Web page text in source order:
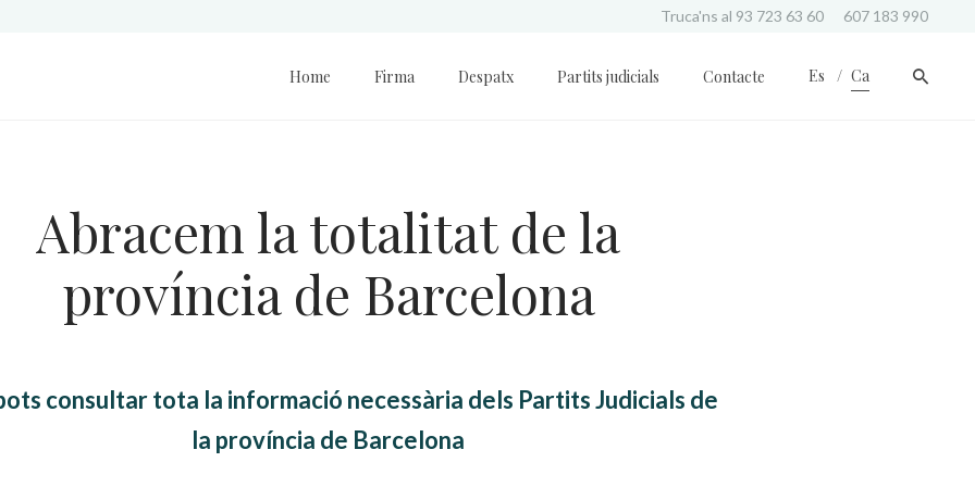
Truca'ns al 93 723 63 60 607 183 990
Home Firma Despatx Partits judicials Contacte Es Ca
Abracem la totalitat de la
província de Barcelona
consultar tota la informació necessària dels Partits Judicials de
la província de Barcelona